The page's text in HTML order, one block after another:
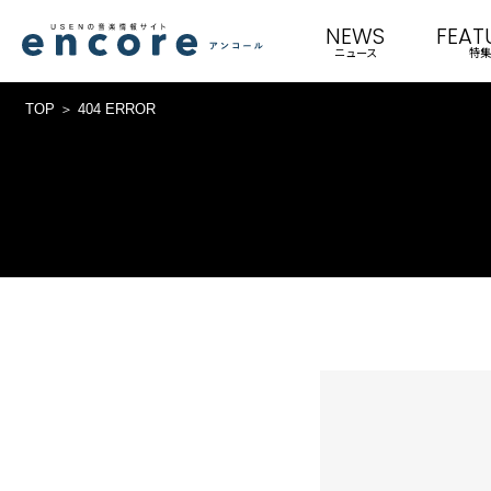
NEWS
ニュース 特集
TOP 404 ERROR